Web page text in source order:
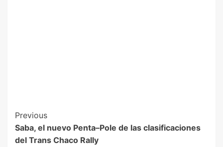
Previous
Saba, el nuevo Penta–Pole de las clasificaciones
del Trans Chaco Rally